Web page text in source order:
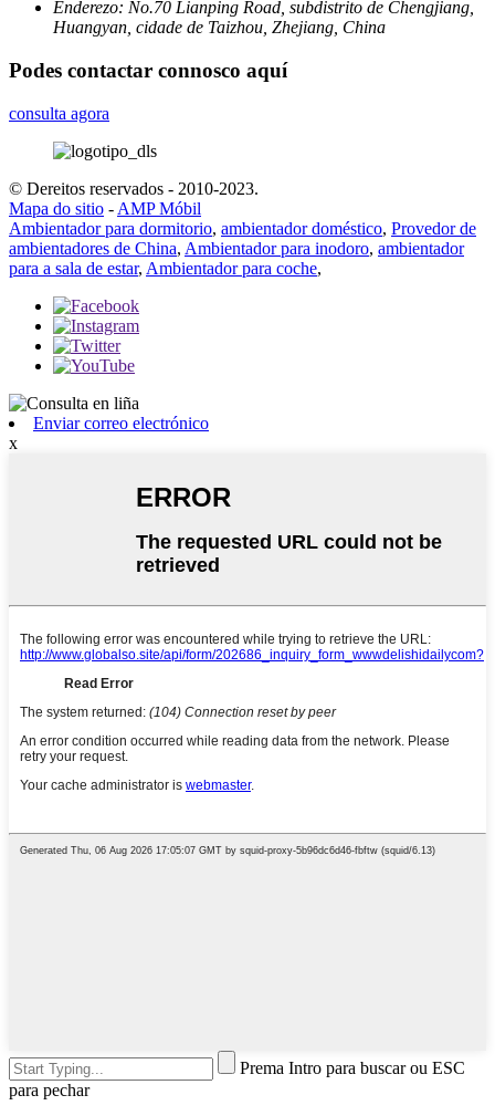
Enderezo: No.70 Lianping Road, subdistrito de Chengjiang,
Huangyan, cidade de Taizhou, Zhejiang, China
Podes contactar connosco aquí
consulta agora
© Dereitos reservados - 2010-2023.
Mapa do sitio - AMP Móbil
Ambientador para dormitorio, ambientador doméstico, Provedor de
ambientadores de China, Ambientador para inodoro, ambientador
para a sala de estar, Ambientador para coche,
Enviar correo electrónico
x
Prema Intro para buscar ou ESC
para pechar